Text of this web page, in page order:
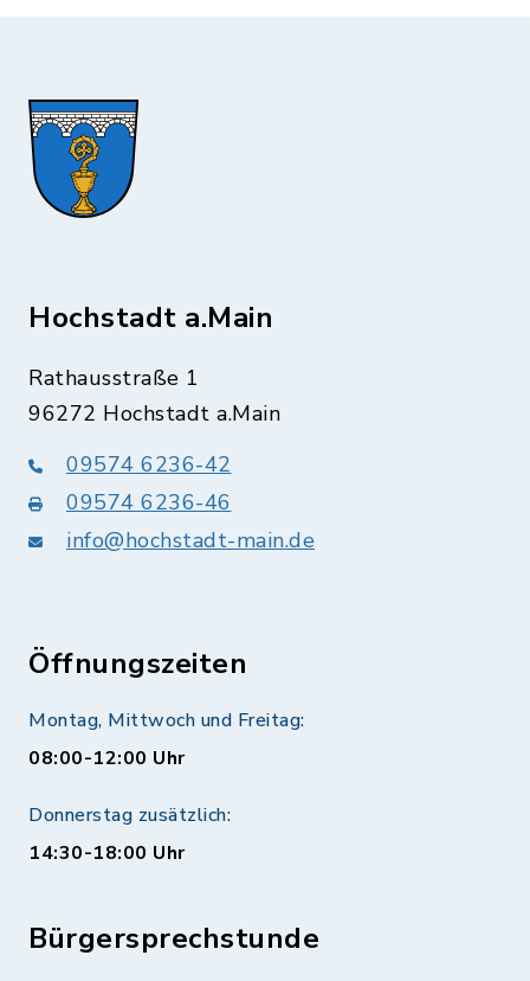
Hochstadt a.Main
Rathausstraße 1
96272 Hochstadt a.Main
09574 6236-42
09574 6236-46
info@hochstadt-main.de
Öffnungszeiten
Montag, Mittwoch und Freitag:
08:00-12:00 Uhr
Donnerstag zusätzlich:
14:30-18:00 Uhr
Bürgersprechstunde